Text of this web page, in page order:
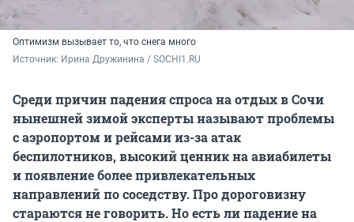
Оптимизм вызывает то, что снега много
Источник: Ирина Дружинина / SOCHI1.RU
Среди причин падения спроса на отдых в Сочи
нынешней зимой эксперты называют проблемы
с аэропортом и рейсами из-за атак
беспилотников, высокий ценник на авиабилеты
и появление более привлекательных
направлений по соседству. Про дороговизну
стараются не говорить. Но есть ли падение на